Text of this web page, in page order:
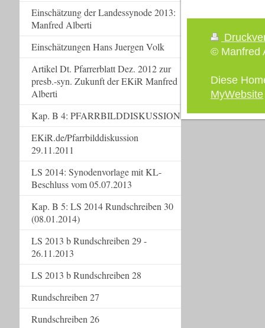
© Manfred
Diese
MyWebsite
Einschätzung der Landessynode 2013:
Manfred Alberti
Einschätzungen Hans Juergen Volk
Artikel Dt. Pfarrerblatt Dez. 2012 zur
presb.-syn. Zukunft der EKiR Manfred
Alberti
Kap. B 4: PFARRBILDDISKUSSION
EKiR.de/Pfarrbilddiskussion
29.11.2011
LS 2014: Synodenvorlage mit KL-
Beschluss vom 05.07.2013
Kap. B 5: LS 2014 Rundschreiben 30
(08.01.2014)
LS 2013 b Rundschreiben 29 -
26.11.2013
LS 2013 b Rundschreiben 28
Rundschreiben 27
Rundschreiben 26